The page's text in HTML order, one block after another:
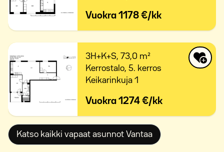
Vuokra 1178 €/kk
3H+K+S, 73,0 m²
Kerrostalo, 5. kerros
Keikarinkuja 1
Vuokra 1274 €/kk
Katso kaikki vapaat asunnot Vantaa